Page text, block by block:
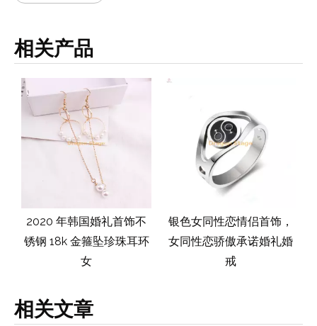
相关产品
年韩国婚礼首饰不
钢 18k 金箍坠珍珠耳环
银色女同性恋情侣首饰，
女同性恋骄傲承诺婚礼婚
高品
锆石
相关文章